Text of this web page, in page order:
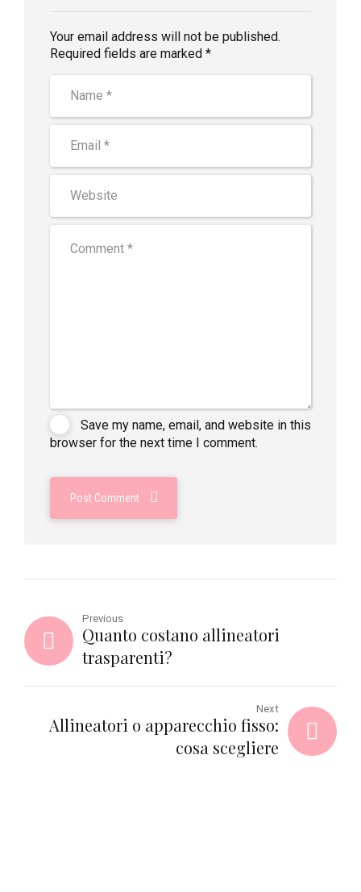
Your email address will not be published.
Required fields are marked *
Save my name, email, and website in this
browser for the next time I comment.
Post Comment
Previous
Quanto costano allineatori
trasparenti?
Next
Allineatori o apparecchio fisso:
cosa scegliere